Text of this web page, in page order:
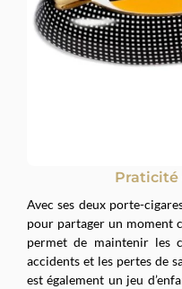
Praticité
Avec ses deux porte-
pour partager un moment
permet de maintenir les
accidents et les pertes de
est également un jeu